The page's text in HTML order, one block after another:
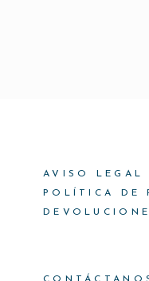
AVISO LEGAL
POLÍTICA DE